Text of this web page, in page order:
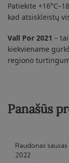
Patiekite
kad atsiskleistų
Vall Por 2021 –
kiekviename
regiono
Panašūs
Raudonas
2022